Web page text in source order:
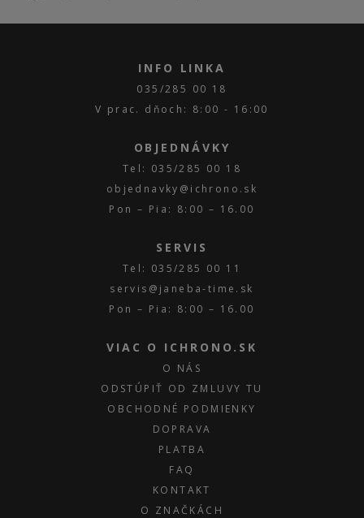
INFO LINKA
035/285 00 18
V prac. dňoch: 8:00 - 16:00
OBJEDNÁVKY
Tel: 035/285 00 18
objednavky@ichrono.sk
Pon – Pia: 8:00 – 16.00
SERVIS
Tel: 035/285 00 11
servis@janeba-time.sk
Pon – Pia: 8:00 – 16.00
VIAC O ICHRONO.SK
O NÁS
ODSTÚPIŤ OD ZMLUVY TU
OBCHODNÉ PODMIENKY
DOPRAVA
PLATBA
FAQ
KONTAKT
O ZNAČKÁCH